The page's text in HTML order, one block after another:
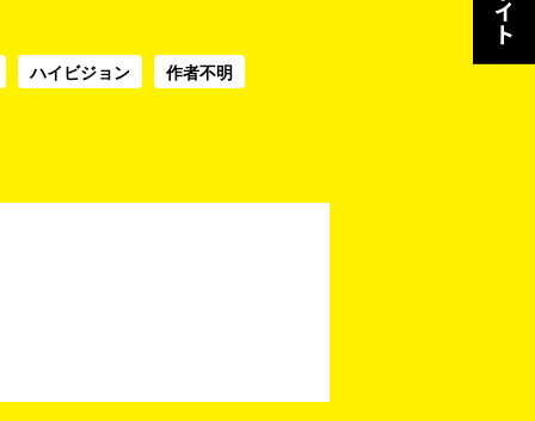
ハイビジョン 作者不明